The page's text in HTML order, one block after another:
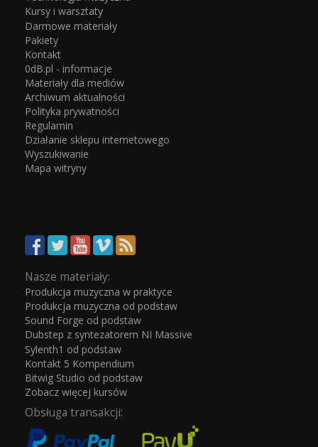
Kursy i warsztaty
Darmowe materiały
Pakiety
Kontakt
0dB.pl - informacje
Materiały dla mediów
Archiwum aktualności
Polityka prywatności
Regulamin
Działanie sklepu internetowego
Wyszukiwanie
Mapa witryny
Nasze materiały:
Produkcja muzyczna w praktyce
Produkcja muzyczna od podstaw
Sound Forge od podstaw
Dubstep z syntezatorem NI Massive
Sylenth1 od podstaw
Kontakt 5 Kompendium
Bitwig Studio od podstaw
Zobacz więcej kursów
Obsługa transakcji: